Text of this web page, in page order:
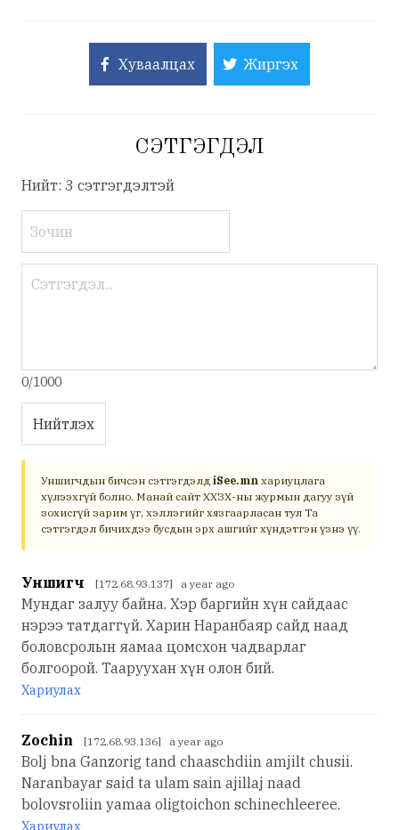
Хуваалцах Жиргэх
СЭТГЭГДЭЛ
Нийт: 3 сэтгэгдэлтэй
0/1000
Нийтлэх
Уншигчдын бичсэн сэтгэгдэлд iSee.mn хариуцлага
хүлээхгүй болно. Манай сайт ХХЗХ-ны журмын дагуу зүй
зохисгүй зарим үг, хэллэгийг хязгаарласан тул Та
сэтгэгдэл бичихдээ бусдын эрх ашгийг хүндэтгэн үзнэ үү.
Уншигч [172.68.93.137] a year ago
Мундаг залуу байна. Хэр баргийн хүн сайдаас
нэрээ татдаггүй. Харин Наранбаяр сайд наад
боловсролын яамаа цомсхон чадварлаг
болгоорой. Тааруухан хүн олон бий.
Хариулах
Zochin [172.68.93.136] a year ago
Bolj bna Ganzorig tand chaaschdiin amjilt chusii.
Naranbayar said ta ulam sain ajillaj naad
bolovsroliin yamaa oligtoichon schinechleeree.
Хариулах